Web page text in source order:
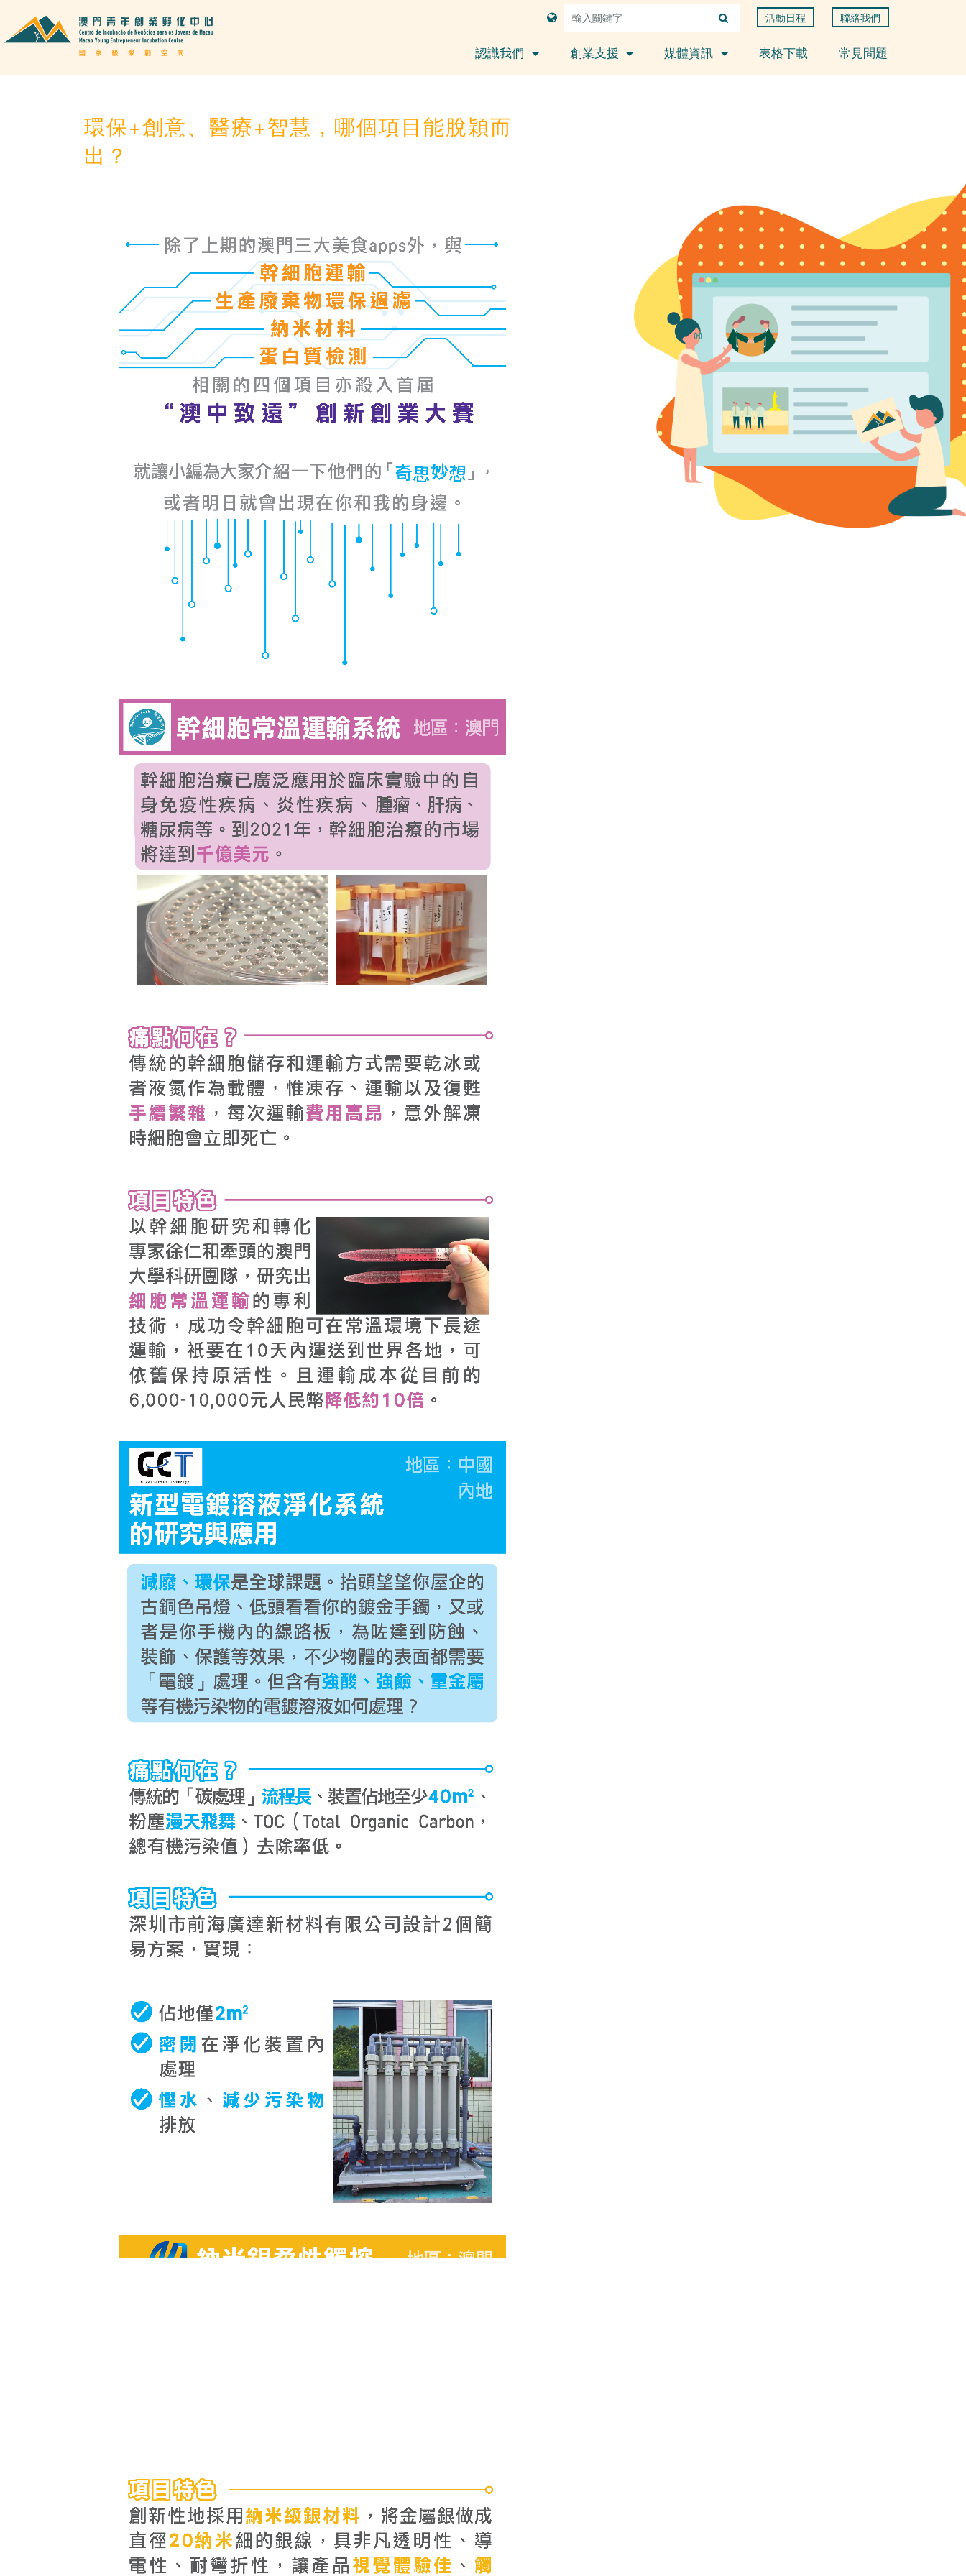
活動日程 聯絡我們
認識我們 創業支援 媒體資訊 表格下載 常見問題
環保+創意、醫療+智慧，哪個項目能脫穎而
出？